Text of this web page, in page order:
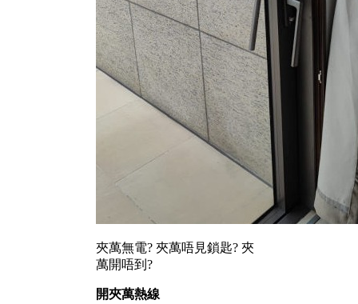
夾萬無電? 夾萬唔見鎖匙? 夾
萬開唔到?
開夾萬熱線